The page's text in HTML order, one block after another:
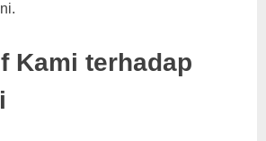
Kami terhadap